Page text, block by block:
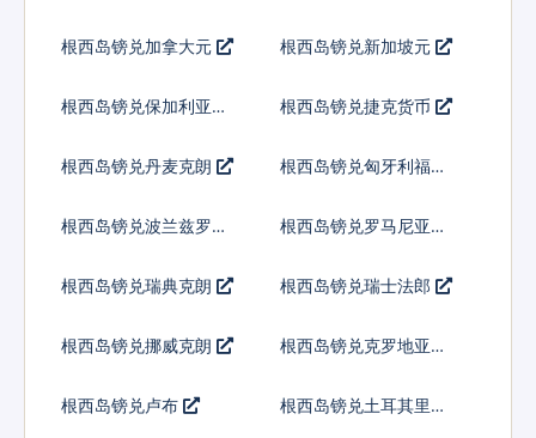
根西岛镑兑加拿大元 根西岛镑兑新加坡元
根西岛镑兑保加利亚列
根西岛镑兑捷克货币
根西岛镑兑丹麦克朗 根西岛镑兑匈牙利福林
根西岛镑兑波兰兹罗提
根西岛镑兑罗马尼亚新
根西岛镑兑瑞典克朗 根西岛镑兑瑞士法郎
根西岛镑兑挪威克朗
根西岛镑兑克罗地亚库
根西岛镑兑卢布 根西岛镑兑土耳其里拉